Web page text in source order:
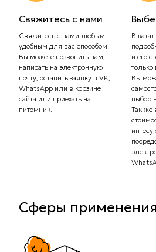
Свяжитесь с нами
Свяжитесь с нами любым
удобным для вас способом.
Вы можете позвонить нам,
написать на электронную
почту, оставить заявку в VK,
WhatsApp или в корзине
сайта или приехать на
питомник.
В
и его
только
Вы
выбор
Так же
Сферы применения